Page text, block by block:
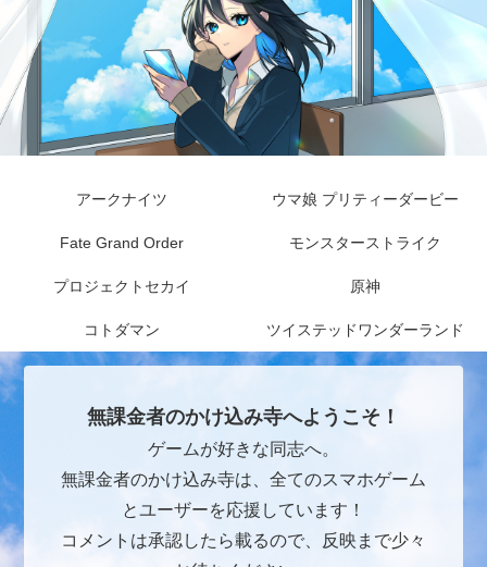
アークナイツ ウマ娘 プリティーダービー
Fate Grand Order モンスターストライク
プロジェクトセカイ 原神
コトダマン ツイステッドワンダーランド
無課金者のかけ込み寺へようこそ！
ゲームが好きな同志へ。
無課金者のかけ込み寺は、全てのスマホゲーム
とユーザーを応援しています！
コメントは承認したら載るので、反映まで少々